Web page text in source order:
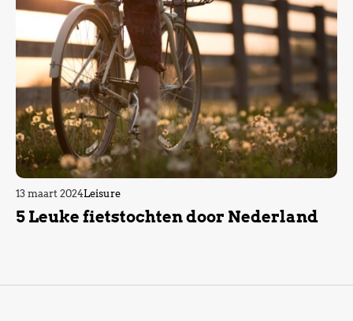
13 maart 2024Leisure
5 Leuke fietstochten door Nederland